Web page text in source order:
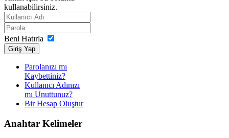
kullanabilirsiniz.
Beni Hatırla
Giriş Yap
Parolanızı mı
Kaybettiniz?
Kullanıcı Adınızı
mı Unuttunuz?
Bir Hesap Oluştur
Anahtar Kelimeler